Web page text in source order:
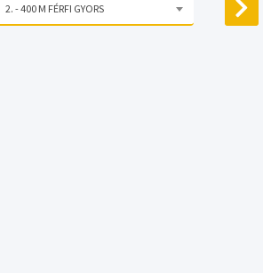
2. - 400 M FÉRFI GYORS